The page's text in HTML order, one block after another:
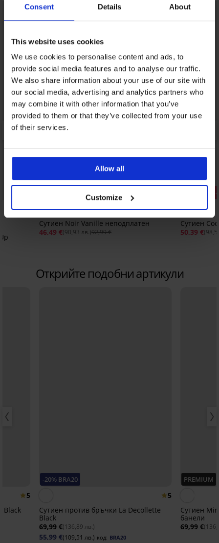
Consent Details About
This website uses cookies
We use cookies to personalise content and ads, to
provide social media features and to analyse our traffic.
We also share information about your use of our site with
our social media, advertising and analytics partners who
may combine it with other information that you’ve
provided to them or that they’ve collected from your use
of their services.
Allow all
Customize
5
Отстъпка -50%
LIMITED
5
Сутиен Noir Vanille неподплатен
46,49 €(90,93 лв.)92,99 €
Отстъпка
Сутиен
50,39 €
Открийте подобни артикули
5
Black
-20% BRA20
5
Сутиен против бръчки La Decollette
Black
69,99 €(136,89 лв.)
55,99 €(109,51 лв.) код: BRA20
PREMIUM
Сутиен
банели
69,99 €